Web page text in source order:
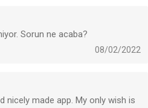
Sorun ne acaba?
08/02/2022
nicely made app. My only wish is